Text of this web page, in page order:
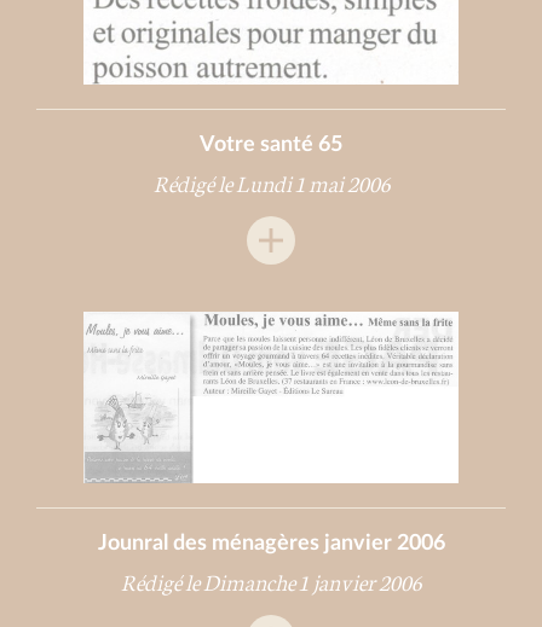
Votre santé 65
Rédigé le Lundi 1 mai 2006
Jounral des ménagères janvier 2006
Rédigé le Dimanche 1 janvier 2006